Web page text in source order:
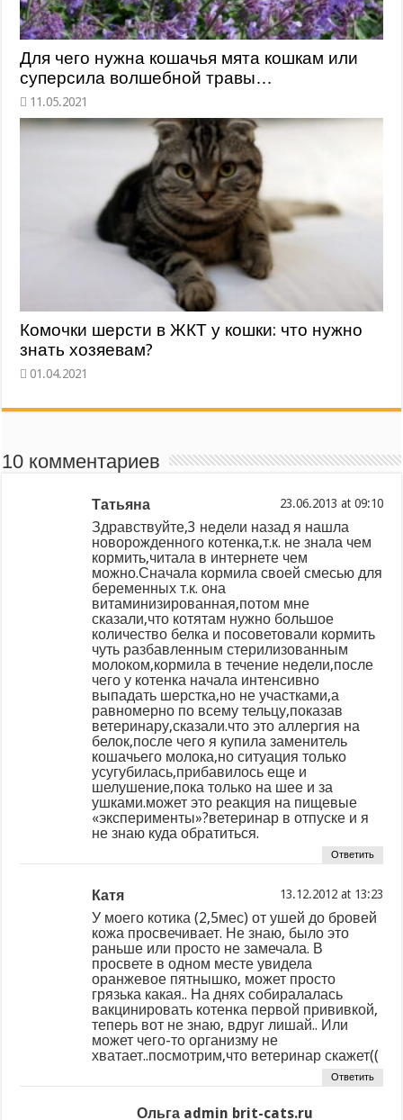
Для чего нужна кошачья мята кошкам или
суперсила волшебной травы…
Комочки шерсти в ЖКТ у кошки: что нужно
знать хозяевам?
10 комментариев
Татьяна at
Здравствуйте,3 недели назад я нашла
новорожденного котенка,т.к. не знала чем
кормить,читала в интернете чем
можно.Сначала кормила своей смесью для
беременных т.к. она
витаминизированная,потом мне
сказали,что котятам нужно большое
количество белка и посоветовали кормить
чуть разбавленным стерилизованным
молоком,кормила в течение недели,после
чего у котенка начала интенсивно
выпадать шерстка,но не участками,а
равномерно по всему тельцу,показав
ветеринару,сказали.что это аллергия на
белок,после чего я купила заменитель
кошачьего молока,но ситуация только
усугубилась,прибавилось еще и
шелушение,пока только на шее и за
ушками.может это реакция на пищевые
«эксперименты»?ветеринар в отпуске и я
не знаю куда обратиться.
Ответить
Катя at
У моего котика (2,5мес) от ушей до бровей
кожа просвечивает. Не знаю, было это
раньше или просто не замечала. В
просвете в одном месте увидела
оранжевое пятнышко, может просто
грязька какая.. На днях собиралалась
вакцинировать котенка первой прививкой,
теперь вот не знаю, вдруг лишай.. Или
может чего-то организму не
хватает..посмотрим,что ветеринар скажет((
Ответить
Ольга admin brit-cats.ru